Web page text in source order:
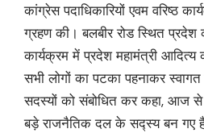
कांग्रेस पदाधिकारियों एवम वरिष्ठ
ग्रहण की। बलबीर रोड स्थित प्रदेश
कार्यक्रम में प्रदेश महामंत्री आदित्य
सभी लोगों का पटका पहनाकर
सदस्यों को संबोधित कर कहा, आज
बड़े राजनैतिक दल के सद्स्य बन गए